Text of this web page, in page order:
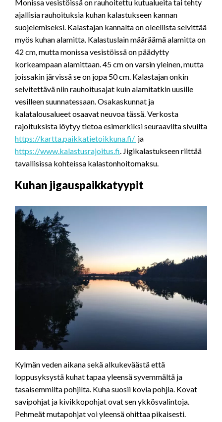
Monissa vesistöissä on rauhoitettu kutualueita tai tehty
ajallisia rauhoituksia kuhan kalastukseen kannan
suojelemiseksi. Kalastajan kannalta on oleellista selvittää
myös kuhan alamitta. Kalastuslain määräämä alamitta on
42 cm, mutta monissa vesistöissä on päädytty
korkeampaan alamittaan. 45 cm on varsin yleinen, mutta
joissakin järvissä se on jopa 50 cm. Kalastajan onkin
selvitettävä niin rauhoitusajat kuin alamitatkin uusille
vesilleen suunnatessaan. Osakaskunnat ja
kalatalousalueet osaavat neuvoa tässä. Verkosta
rajoituksista löytyy tietoa esimerkiksi seuraavilta sivuilta
https://kartta.paikkatietoikkuna.fi/ ja
https://www.kalastusrajoitus.fi . Jigikalastukseen riittää
tavallisissa kohteissa kalastonhoitomaksu.
Kuhan jigauspaikkatyypit
Kylmän veden aikana sekä alkukeväästä että
loppusyksystä kuhat tapaa yleensä syvemmältä ja
tasaisemmilta pohjilta. Kuha suosii kovia pohjia. Kovat
savipohjat ja kivikkopohjat ovat sen ykkösvalintoja.
Pehmeät mutapohjat voi yleensä ohittaa pikaisesti.